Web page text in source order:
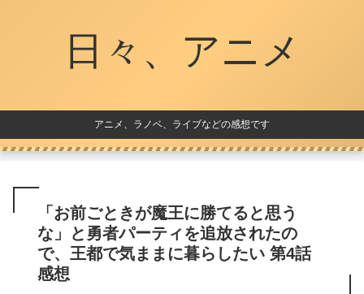
日々、アニメ
アニメ、ラノベ、ライブなどの感想です
「お前ごときが魔王に勝てると思う
な」と勇者パーティを追放されたの
で、王都で気ままに暮らしたい 第4話
感想